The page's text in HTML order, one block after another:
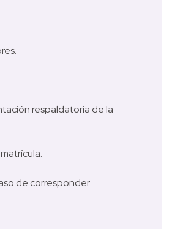
asesores.
respaldatoria de la
matrícula.
de corresponder.